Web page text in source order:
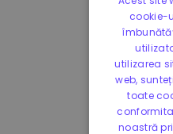
cookie-
utilizarea
web,
toate
noastră